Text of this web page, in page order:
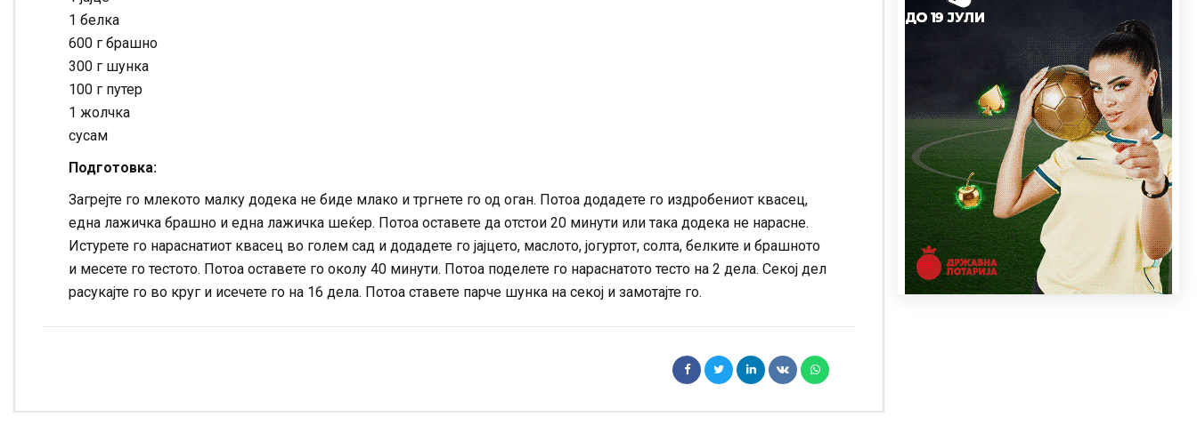
1 белка
600 г брашно
300 г шунка
100 г путер
1 жолчка
сусам
Подготовка:
Загрејте го млекото малку додека не биде млако и тргнете го од оган. Потоа додадете го издробениот квасец,
една лажичка брашно и една лажичка шеќер. Потоа оставете да отстои 20 минути или така додека не нарасне.
Истурете го нараснатиот квасец во голем сад и додадете го јајцето, маслото, јогуртот, солта, белките и брашното
и месете го тестото. Потоа оставете го околу 40 минути. Потоа поделете го нараснатото тесто на 2 дела. Секој дел
расукајте го во круг и исечете го на 16 дела. Потоа ставете парче шунка на секој и замотајте го.